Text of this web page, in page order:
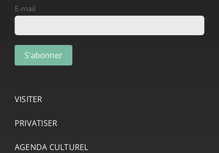
E-mail
VISITER
PRIVATISER
AGENDA CULTUREL